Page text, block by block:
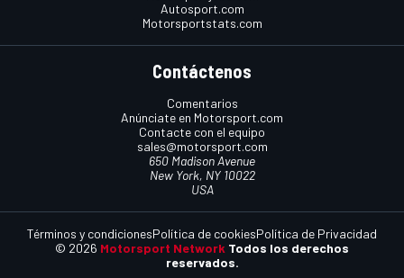
Autosport.com
Motorsportstats.com
Contáctenos
Comentarios
Anúnciate en Motorsport.com
Contacte con el equipo
sales@motorsport.com
650 Madison Avenue
New York, NY 10022
USA
© 2026 Motorsport Network Todos los derechos
reservados.
Términos y condicionesPolítica de cookiesPolítica de Privacidad